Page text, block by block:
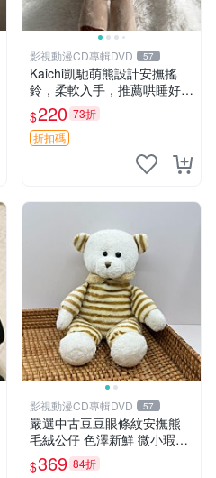
影視動漫CD專輯DVD 57
Kaichi凱馳萌熊設計安撫搖
鈴，柔軟入手，推薦哄睡好選
擇 熊公仔 安撫玩具 喂食環
$220 73折
折扣碼
影視動漫CD專輯DVD 57
嚴選中古豆豆眼條紋安撫熊
毛絨公仔 色澤新鮮 微小瑕疵
可收藏 中古 安撫熊 條紋公仔
$369 84折